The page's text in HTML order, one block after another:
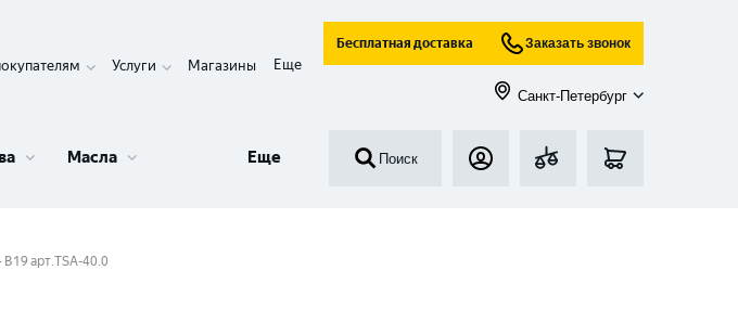
Услуги Магазины Еще
Бесплатная доставка Заказать звонок
Санкт-Петербург
Масла Еще Поиск
B19 арт.TSA-40.0